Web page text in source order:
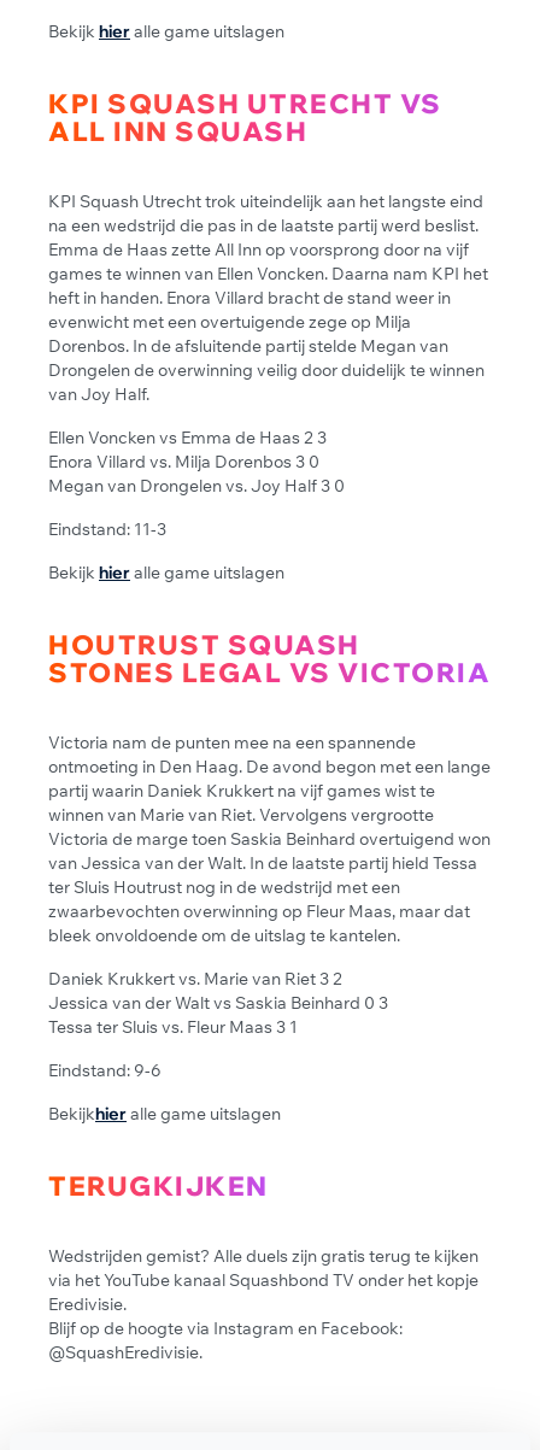
Bekijk hieralle game uitslagen
KPI SQUASH UTRECHT VS
ALL INN SQUASH
KPI Squash Utrecht trok uiteindelijk aan het langste eind
na een wedstrijd die pas in de laatste partij werd beslist.
Emma de Haas zette All Inn op voorsprong door na vijf
games te winnen van Ellen Voncken. Daarna nam KPI het
heft in handen. Enora Villard bracht de stand weer in
evenwicht met een overtuigende zege op Milja
Dorenbos. In de afsluitende partij stelde Megan van
Drongelen de overwinning veilig door duidelijk te winnen
van Joy Half.
Ellen Voncken vs Emma de Haas 2 3
Enora Villard vs. Milja Dorenbos 3 0
Megan van Drongelen vs. Joy Half 3 0
Eindstand: 11-3
Bekijk hieralle game uitslagen
HOUTRUST SQUASH
STONES LEGAL VS VICTORIA
Victoria nam de punten mee na een spannende
ontmoeting in Den Haag. De avond begon met een lange
partij waarin Daniek Krukkert na vijf games wist te
winnen van Marie van Riet. Vervolgens vergrootte
Victoria de marge toen Saskia Beinhard overtuigend won
van Jessica van der Walt. In de laatste partij hield Tessa
ter Sluis Houtrust nog in de wedstrijd met een
zwaarbevochten overwinning op Fleur Maas, maar dat
bleek onvoldoende om de uitslag te kantelen.
Daniek Krukkert vs. Marie van Riet 3 2
Jessica van der Walt vs Saskia Beinhard 0 3
Tessa ter Sluis vs. Fleur Maas 3 1
Eindstand: 9-6
Bekijkhieralle game uitslagen
TERUGKIJKEN
Wedstrijden gemist? Alle duels zijn gratis terug te kijken
via het YouTube kanaal Squashbond TV onder het kopje
Eredivisie.
Blijf op de hoogte via Instagram en Facebook:
@SquashEredivisie.